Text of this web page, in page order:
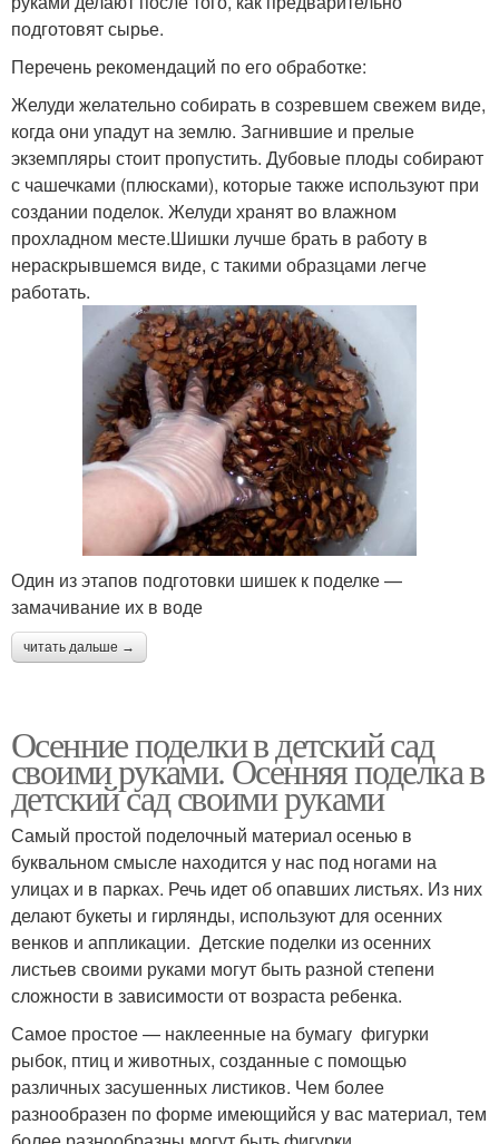
подготовят сырье.
Перечень рекомендаций по его обработке:
Желуди желательно собирать в созревшем свежем виде,
когда они упадут на землю. Загнившие и прелые
экземпляры стоит пропустить. Дубовые плоды собирают
с чашечками (плюсками), которые также используют при
создании поделок. Желуди хранят во влажном
прохладном месте.Шишки лучше брать в работу в
нераскрывшемся виде, с такими образцами легче
работать.
Один из этапов подготовки шишек к поделке —
замачивание их в воде
читать дальше →
Осенние поделки в детский сад
своими руками. Осенняя поделка в
детский сад своими руками
Самый простой поделочный материал осенью в
буквальном смысле находится у нас под ногами на
улицах и в парках. Речь идет об опавших листьях. Из них
делают букеты и гирлянды, используют для осенних
венков и аппликации. Детские поделки из осенних
листьев своими руками могут быть разной степени
сложности в зависимости от возраста ребенка.
Самое простое — наклеенные на бумагу фигурки
рыбок, птиц и животных, созданные с помощью
различных засушенных листиков. Чем более
разнообразен по форме имеющийся у вас материал, тем